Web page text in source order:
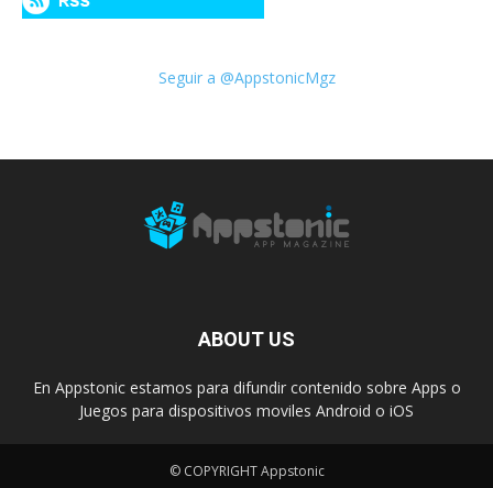
Seguir a @AppstonicMgz
ABOUT US
En Appstonic estamos para difundir contenido sobre Apps o
Juegos para dispositivos moviles Android o iOS
© COPYRIGHT Appstonic